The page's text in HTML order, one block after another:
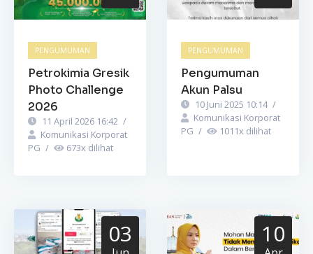
PENGUMUMAN
Petrokimia Gresik
Photo Challenge
2026
11 April 2026 16:42 /
Komunikasi Korporat
PG / 673x dilihat
PENGUMUMAN
Pengumuman
Akun Palsu
10 Juni 2025 10:14 /
Komunikasi Korporat
PG / 1011x dilihat
03 10